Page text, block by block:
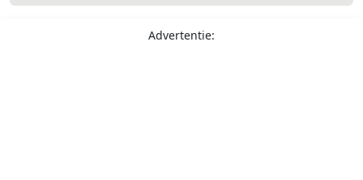
Advertentie: